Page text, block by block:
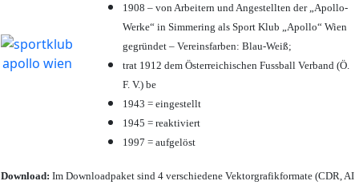
1908 – von Arbeitern und Angestellten der „Apollo-
Werke“ in Simmering als Sport Klub „Apollo“ Wien
gegründet – Vereinsfarben: Blau-Weiß;
trat 1912 dem Österreichischen Fussball Verband (Ö.
F. V.) be
1943 = eingestellt
1945 = reaktiviert
1997 = aufgelöst
Download: Im Downloadpaket sind 4 verschiedene Vektorgrafikformate (CDR, AI